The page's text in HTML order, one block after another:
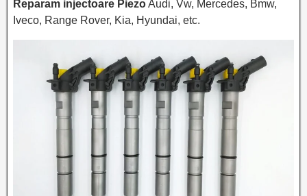
Reparam injectoare PiezoAudi, Vw, Mercedes, Bmw,
Iveco, Range Rover, Kia, Hyundai, etc.